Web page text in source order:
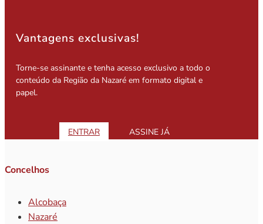
Vantagens exclusivas!
Torne-se assinante e tenha acesso exclusivo a todo o
conteúdo da Região da Nazaré em formato digital e
papel.
ENTRAR ASSINE JÁ
Concelhos
Alcobaça
Nazaré